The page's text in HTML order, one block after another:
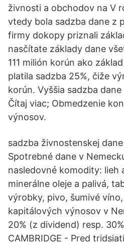
živnosti a obchodov na V
vtedy bola sadzba dane z
firmy dokopy priznali
nasčítate základy dane
111 milión korún ako
platila sadzba 25%, čiže
korún. Vyššia sadzba
Čítaj viac; Obmedzenie
výnosov.
sadzba živnostenskej
Spotrebné dane v
nasledovné komodity: lieh
minerálne oleje a palivá,
výrobky, pivo, šumivé
kapitálových výnosov v
20% (z dividend) resp.
CAMBRIDGE - Pred